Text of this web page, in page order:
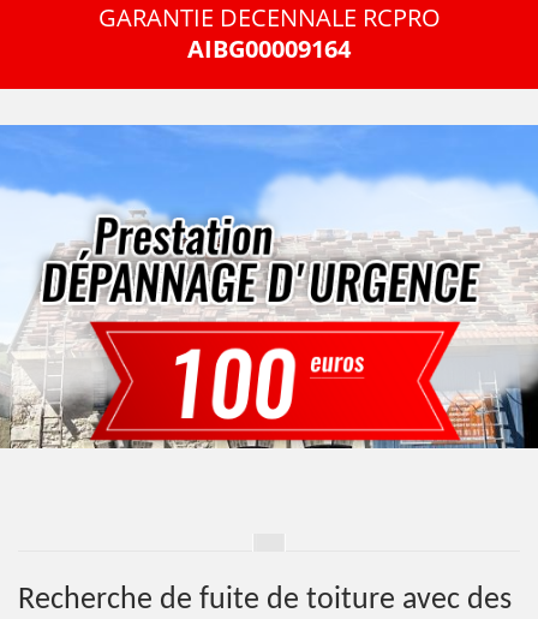
GARANTIE DECENNALE RCPRO
AIBG00009164
Recherche de fuite de toiture avec des